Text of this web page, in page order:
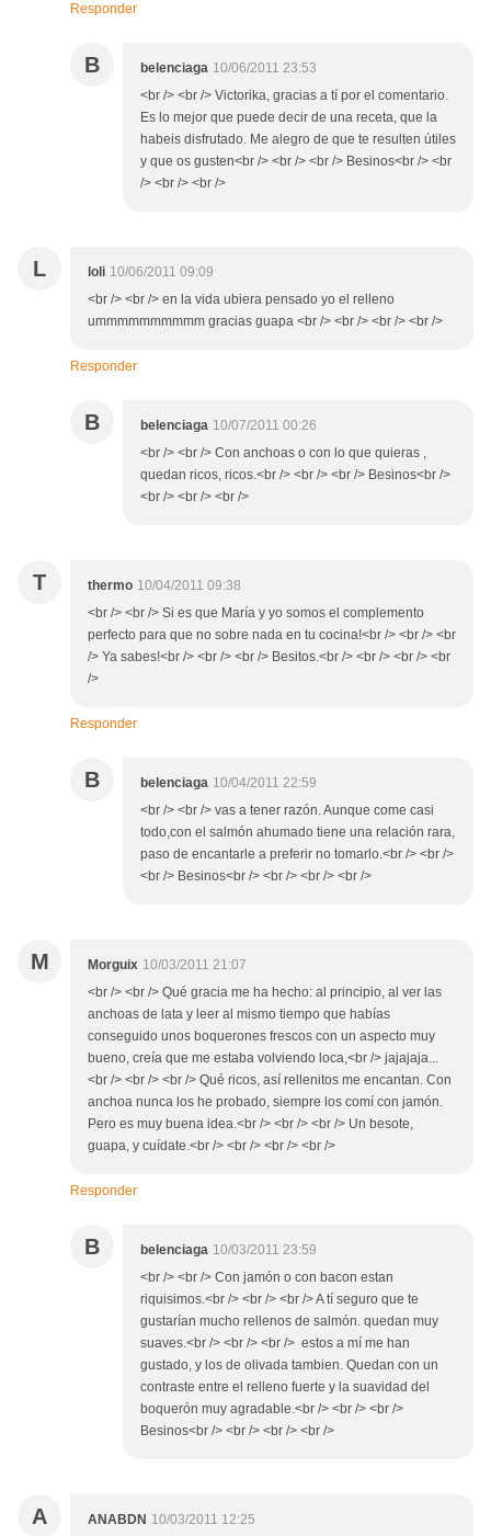
Responder
B belenciaga 10/06/2011 23:53
<br /> <br /> Victorika, gracias a tí por el comentario.
Es lo mejor que puede decir de una receta, que la
habeis disfrutado. Me alegro de que te resulten útiles
y que os gusten<br /> <br /> <br /> Besinos<br /> <br
/> <br /> <br />
L loli 10/06/2011 09:09
<br /> <br /> en la vida ubiera pensado yo el relleno
ummmmmmmmmm gracias guapa <br /> <br /> <br /> <br />
Responder
B belenciaga 10/07/2011 00:26
<br /> <br /> Con anchoas o con lo que quieras ,
quedan ricos, ricos.<br /> <br /> <br /> Besinos<br />
<br /> <br /> <br />
T thermo 10/04/2011 09:38
<br /> <br /> Si es que María y yo somos el complemento
perfecto para que no sobre nada en tu cocina!<br /> <br /> <br
/> Ya sabes!<br /> <br /> <br /> Besitos.<br /> <br /> <br /> <br
/>
Responder
B belenciaga 10/04/2011 22:59
<br /> <br /> vas a tener razón. Aunque come casi
todo,con el salmón ahumado tiene una relación rara,
paso de encantarle a preferir no tomarlo.<br /> <br />
<br /> Besinos<br /> <br /> <br /> <br />
M Morguix 10/03/2011 21:07
<br /> <br /> Qué gracia me ha hecho: al principio, al ver las
anchoas de lata y leer al mismo tiempo que habías
conseguido unos boquerones frescos con un aspecto muy
bueno, creía que me estaba volviendo loca,<br /> jajajaja...
<br /> <br /> <br /> Qué ricos, así rellenitos me encantan. Con
anchoa nunca los he probado, siempre los comí con jamón.
Pero es muy buena idea.<br /> <br /> <br /> Un besote,
guapa, y cuídate.<br /> <br /> <br /> <br />
Responder
B belenciaga 10/03/2011 23:59
<br /> <br /> Con jamón o con bacon estan
riquisimos.<br /> <br /> <br /> A tí seguro que te
gustarían mucho rellenos de salmón. quedan muy
suaves.<br /> <br /> <br /> estos a mí me han
gustado, y los de olivada tambien. Quedan con un
contraste entre el relleno fuerte y la suavidad del
boquerón muy agradable.<br /> <br /> <br />
Besinos<br /> <br /> <br /> <br />
A ANABDN 10/03/2011 12:25